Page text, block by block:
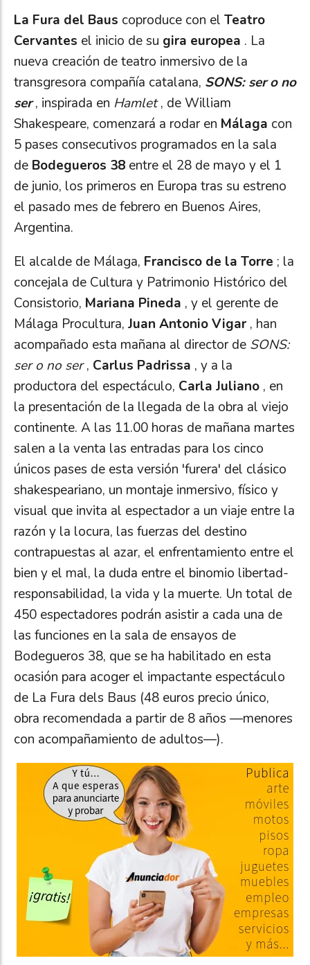
La Fura del Baus coproduce con el Teatro
Cervantes el inicio de su gira europea . La
nueva creación de teatro inmersivo de la
transgresora compañía catalana, SONS: ser o no
ser, inspirada en Hamlet, de William
Shakespeare, comenzará a rodar en Málaga con
5 pases consecutivos programados en la sala
de Bodegueros 38 entre el 28 de mayo y el 1
de junio, los primeros en Europa tras su estreno
el pasado mes de febrero en Buenos Aires,
Argentina.
El alcalde de Málaga, Francisco de la Torre ; la
concejala de Cultura y Patrimonio Histórico del
Consistorio, Mariana Pineda , y el gerente de
Málaga Procultura, Juan Antonio Vigar , han
acompañado esta mañana al director de SONS:
ser o no ser, Carlus Padrissa , y a la
productora del espectáculo, Carla Juliano , en
la presentación de la llegada de la obra al viejo
continente. A las 11.00 horas de mañana martes
salen a la venta las entradas para los cinco
únicos pases de esta versión 'furera' del clásico
shakespeariano, un montaje inmersivo, físico y
visual que invita al espectador a un viaje entre la
razón y la locura, las fuerzas del destino
contrapuestas al azar, el enfrentamiento entre el
bien y el mal, la duda entre el binomio libertad-
responsabilidad, la vida y la muerte. Un total de
450 espectadores podrán asistir a cada una de
las funciones en la sala de ensayos de
Bodegueros 38, que se ha habilitado en esta
ocasión para acoger el impactante espectáculo
de La Fura dels Baus (48 euros precio único,
obra recomendada a partir de 8 años —menores
con acompañamiento de adultos—).